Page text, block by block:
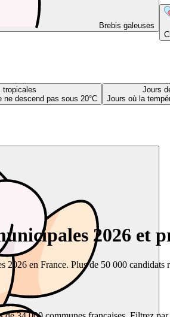
Brebis galeuses
tropicales
ne descend pas sous 20°C
Jours
Jours où la
2026 et
en France. Plus de 50 000